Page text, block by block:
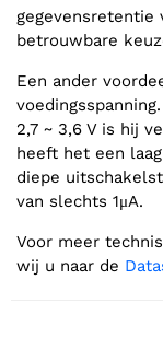
gegevensretentie
betrouwbare
Een ander
2,7 ~ 3,6 V is hij
heeft het een
diepe
van slechts 1μA.
Voor meer
wij u naar de